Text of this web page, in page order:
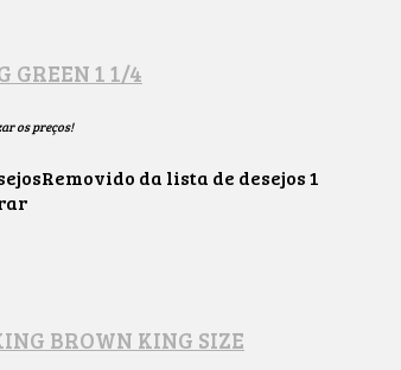
GREEN 1 1/4
os preços!
Removido da lista de desejos1
BROWN KING SIZE